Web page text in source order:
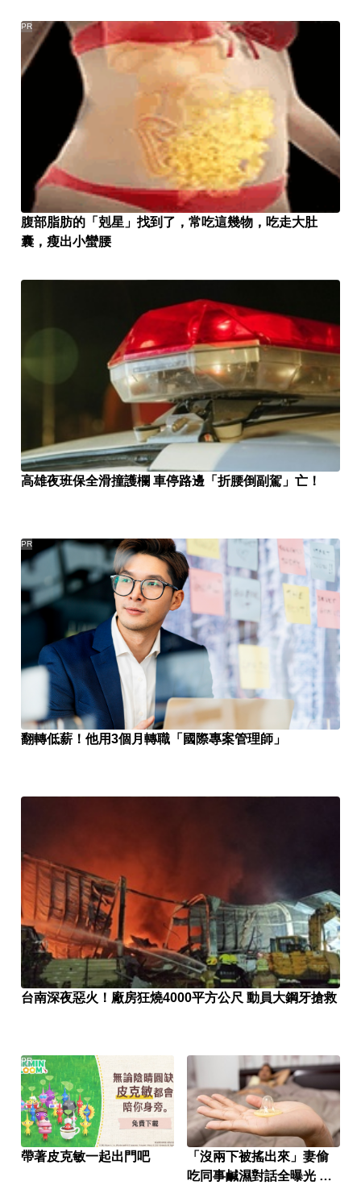
腹部脂肪的「剋星」找到了，常吃這幾物，吃走大肚
囊，瘦出小蠻腰
PR
高雄夜班保全滑撞護欄 車停路邊「折腰倒副駕」亡！
翻轉低薪！他用3個月轉職「國際專案管理師」
PR
台南深夜惡火！廠房狂燒4000平方公尺 動員大鋼牙搶救
帶著皮克敏一起出門吧
PR
「沒兩下被搖出來」妻偷
吃同事鹹濕對話全曝光 人